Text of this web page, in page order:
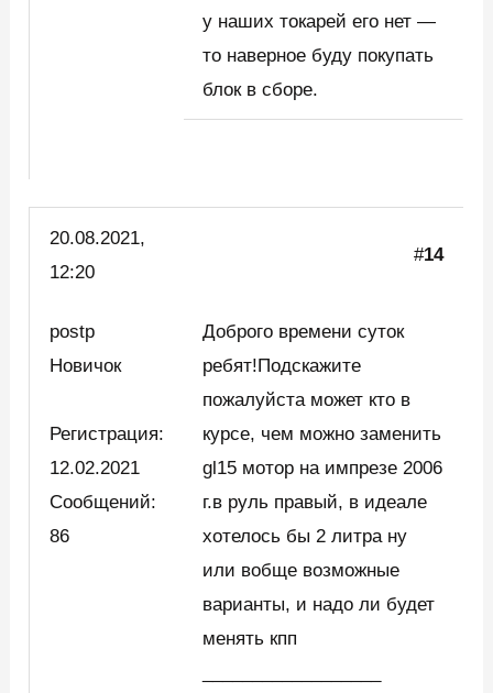
у наших токарей его нет —
то наверное буду покупать
блок в сборе.
20.08.2021,
12:20
#14
postp
Новичок
Регистрация:
12.02.2021
Сообщений:
86
Доброго времени суток
ребят!Подскажите
пожалуйста может кто в
курсе, чем можно заменить
gl15 мотор на импрезе 2006
г.в руль правый, в идеале
хотелось бы 2 литра ну
или вобще возможные
варианты, и надо ли будет
менять кпп